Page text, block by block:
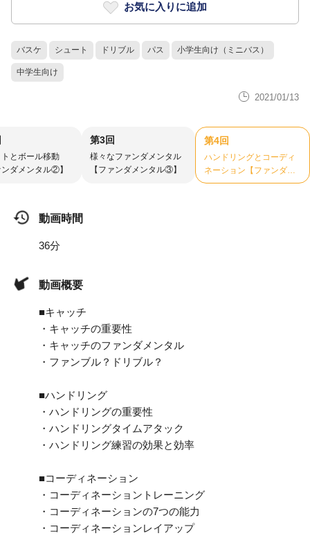
お気に入りに追加
バスケ シュート ドリブル パス 小学生向け（ミニバス）
中学生向け
2021/01/13
とボール移動
ダメンタル②】
第3回
様々なファンダメンタル
【ファンダメンタル③】
第4回
ハンドリングとコーディ
ネーション【ファンダメ
ンタル④】
動画時間
36分
動画概要
■キャッチ
・キャッチの重要性
・キャッチのファンダメンタル
・ファンブル？ドリブル？
■ハンドリング
・ハンドリングの重要性
・ハンドリングタイムアタック
・ハンドリング練習の効果と効率
■コーディネーション
・コーディネーショントレーニング
・コーディネーションの7つの能力
・コーディネーションレイアップ